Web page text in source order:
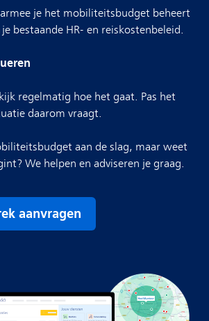
je het mobiliteitsbudget beheert
bestaande HR- en reiskostenbeleid.
kijk regelmatig hoe het gaat. Pas het
daarom vraagt.
aan de slag, maar weet
We helpen en adviseren je graag.
aanvragen